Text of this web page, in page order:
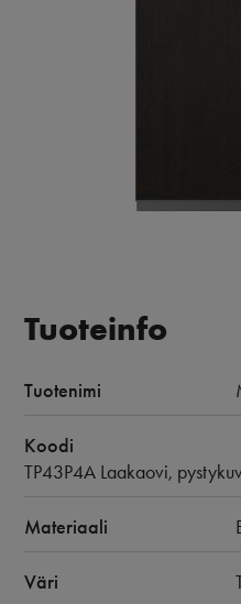
Tuoteinfo
Tuotenimi
Koodi
TP43P4A Laakaovi,
Materiaali
Väri